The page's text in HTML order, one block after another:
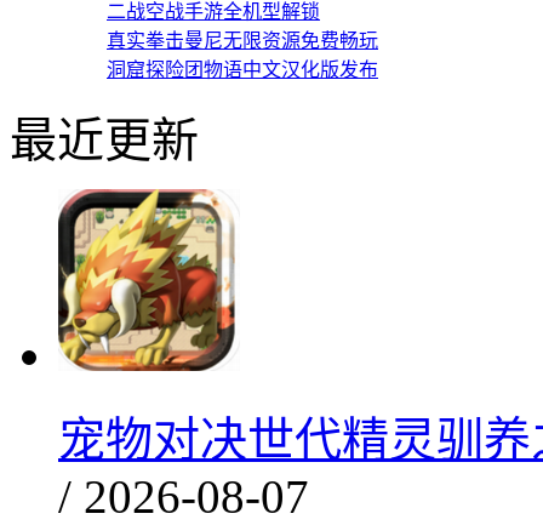
二战空战手游全机型解锁
真实拳击曼尼无限资源免费畅玩
洞窟探险团物语中文汉化版发布
最近更新
宠物对决世代精灵驯
/ 2026-08-07